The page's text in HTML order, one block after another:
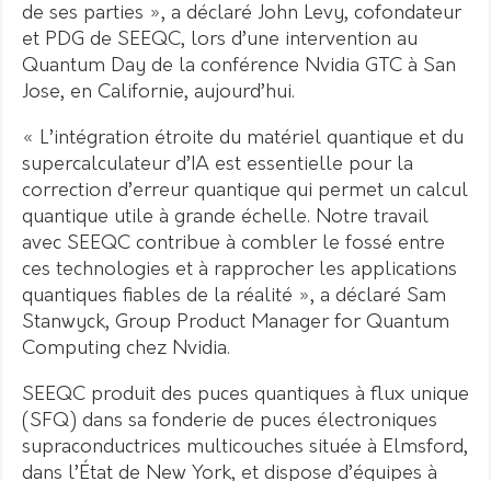
de ses parties », a déclaré John Levy, cofondateur
et PDG de SEEQC, lors d’une intervention au
Quantum Day de la conférence Nvidia GTC à San
Jose, en Californie, aujourd’hui.
« L’intégration étroite du matériel quantique et du
supercalculateur d’IA est essentielle pour la
correction d’erreur quantique qui permet un calcul
quantique utile à grande échelle. Notre travail
avec SEEQC contribue à combler le fossé entre
ces technologies et à rapprocher les applications
quantiques fiables de la réalité », a déclaré Sam
Stanwyck, Group Product Manager for Quantum
Computing chez Nvidia.
SEEQC produit des puces quantiques à flux unique
(SFQ) dans sa fonderie de puces électroniques
supraconductrices multicouches située à Elmsford,
dans l’État de New York, et dispose d’équipes à